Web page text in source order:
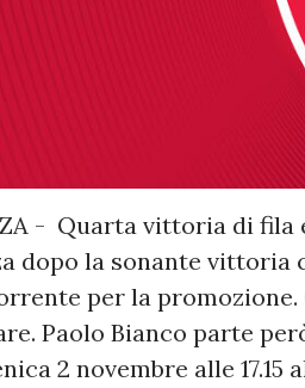
- Quarta vittoria di fila
dopo la sonante
per la
Paolo Bianco parte
2 novembre alle